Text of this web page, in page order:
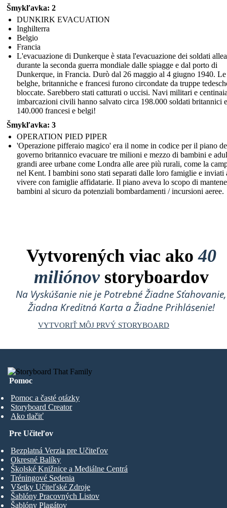
Šmykľavka: 2
DUNKIRK EVACUATION
Inghilterra
Belgio
Francia
L'evacuazione di Dunkerque è stata l'evacuazione dei soldati
durante la seconda guerra mondiale dalle spiagge e dal porto di
Dunkerque, in Francia. Durò dal 26 maggio al 4 giugno 1940.
belghe, britanniche e francesi furono circondate da truppe
bloccate. Sarebbero stati catturati o uccisi. Navi militari e
imbarcazioni civili hanno salvato circa 198.000 soldati britannici e
140.000 francesi e belgi!
Šmykľavka: 3
OPERATION PIED PIPER
'Operazione pifferaio magico' era il nome in codice per il piano
governo britannico evacuare tre milioni e mezzo di bambini e
grandi aree urbane come Londra alle aree più rurali, come la
nel Kent. I bambini sono stati separati dalle loro famiglie e inviati
vivere con famiglie affidatarie. Il piano aveva lo scopo di
bambini al sicuro da potenziali bombardamenti / incursioni aeree.
Vytvorených viac ako40
miliónovstoryboardov
Na Vyskúšanie nie je Potrebné Žiadne Sťahovanie,
Žiadna Kreditná Karta a Žiadne Prihlásenie!
VYTVORIŤ MÔJ PRVÝ STORYBOARD
Pomoc
Pomoc a časté otázky
Storyboard Creator
Ako tlačiť
Pre Učiteľov
Bezplatná Verzia pre Učiteľov
Okresné Balíky
Školské Knižnice a Mediálne Centrá
Tréningové Sedenia
Všetky Učiteľské Zdroje
Šablóny Pracovných Listov
Šablóny Plagátov